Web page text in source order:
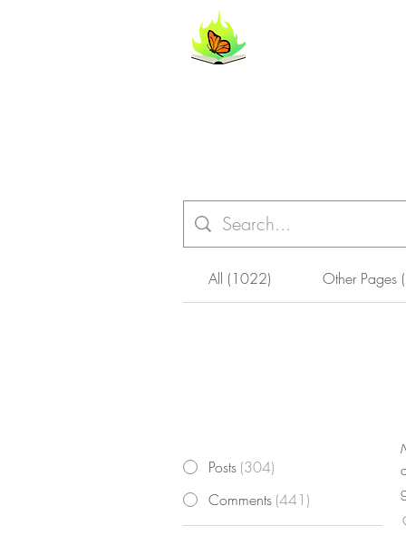
All (1022) Other Pages
Posts (304)
Comments (441 )